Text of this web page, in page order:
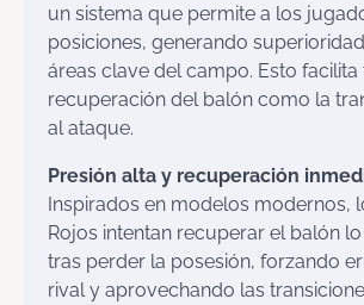
un sistema que permite a los
posiciones, generando
áreas clave del campo. Esto facilita
recuperación del balón como la
al ataque.
Presión alta y recuperación
Inspirados en modelos modernos,
Rojos intentan recuperar el balón
tras perder la posesión, forzando
rival y aprovechando las